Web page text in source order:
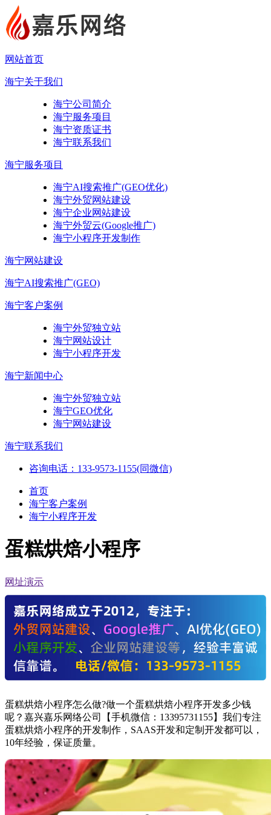
网站首页
海宁关于我们
海宁公司简介
海宁服务项目
海宁资质证书
海宁联系我们
海宁服务项目
海宁AI搜索推广(GEO优化)
海宁外贸网站建设
海宁企业网站建设
海宁外贸云(Google推广)
海宁小程序开发制作
海宁网站建设
海宁AI搜索推广(GEO)
海宁客户案例
海宁外贸独立站
海宁网站设计
海宁小程序开发
海宁新闻中心
海宁外贸独立站
海宁GEO优化
海宁网站建设
海宁联系我们
咨询电话：133-9573-1155(同微信)
首页
海宁客户案例
海宁小程序开发
蛋糕烘焙小程序
网址演示
蛋糕烘焙小程序怎么做?做一个蛋糕烘焙小程序开发多少钱
呢？嘉兴嘉乐网络公司【手机微信：13395731155】我们专注
蛋糕烘焙小程序的开发制作，SAAS开发和定制开发都可以，
10年经验，保证质量。